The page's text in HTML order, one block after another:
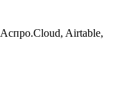
Airtable,